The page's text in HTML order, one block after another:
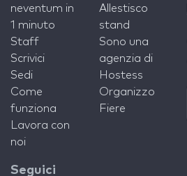
neventum in
1 minuto
Staff
Scrivici
Sedi
Come
funziona
Lavora con
noi
Allestisco
stand
Sono una
agenzia di
Hostess
Organizzo
Fiere
Seguici